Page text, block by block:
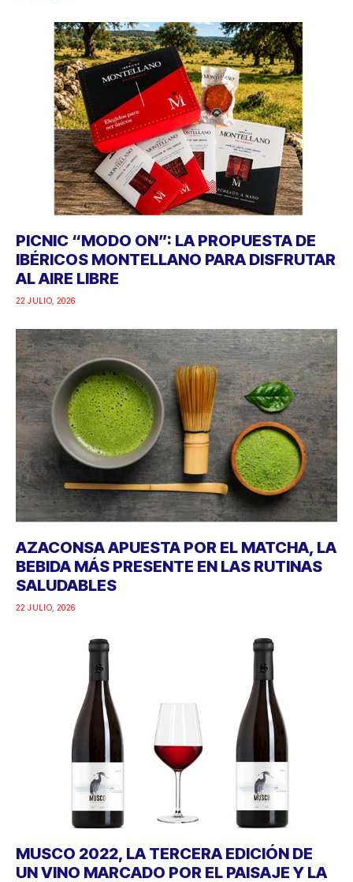
PICNIC “MODO ON”: LA PROPUESTA DE
IBÉRICOS MONTELLANO PARA DISFRUTAR
AL AIRE LIBRE
22 JULIO, 2026
AZACONSA APUESTA POR EL MATCHA, LA
BEBIDA MÁS PRESENTE EN LAS RUTINAS
SALUDABLES
22 JULIO, 2026
MUSCO 2022, LA TERCERA EDICIÓN DE
UN VINO MARCADO POR EL PAISAJE Y LA